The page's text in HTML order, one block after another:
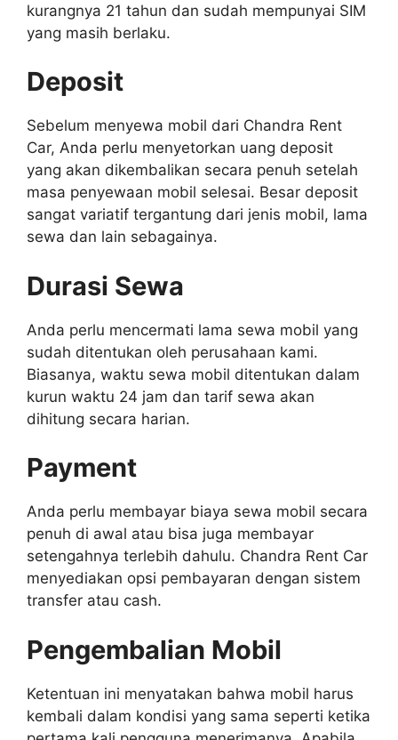
kurangnya 21 tahun dan sudah mempunyai SIM
yang masih berlaku.
Deposit
Sebelum menyewa mobil dari Chandra Rent
Car, Anda perlu menyetorkan uang deposit
yang akan dikembalikan secara penuh setelah
masa penyewaan mobil selesai. Besar deposit
sangat variatif tergantung dari jenis mobil, lama
sewa dan lain sebagainya.
Durasi Sewa
Anda perlu mencermati lama sewa mobil yang
sudah ditentukan oleh perusahaan kami.
Biasanya, waktu sewa mobil ditentukan dalam
kurun waktu 24 jam dan tarif sewa akan
dihitung secara harian.
Payment
Anda perlu membayar biaya sewa mobil secara
penuh di awal atau bisa juga membayar
setengahnya terlebih dahulu. Chandra Rent Car
menyediakan opsi pembayaran dengan sistem
transfer atau cash.
Pengembalian Mobil
Ketentuan ini menyatakan bahwa mobil harus
kembali dalam kondisi yang sama seperti ketika